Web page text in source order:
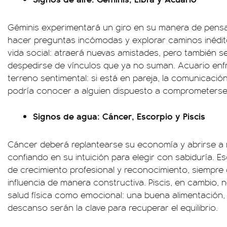
Géminis experimentará un giro en su manera de
hacer preguntas incómodas y explorar caminos
vida social: atraerá nuevas amistades, pero también
despedirse de vínculos que ya no suman. Acuario
terreno sentimental: si está en pareja, la
podría conocer a alguien dispuesto a
Signos de agua: Cáncer, Escorpio y Piscis
Cáncer deberá replantearse su economía y abrirse a
confiando en su intuición para elegir con sabiduría.
de crecimiento profesional y reconocimiento,
influencia de manera constructiva. Piscis, en cambio,
salud física como emocional: una buena
descanso serán la clave para recuperar el equilibrio.